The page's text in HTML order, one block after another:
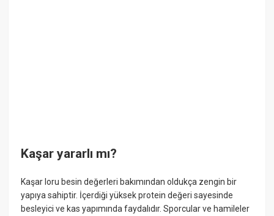
Kaşar yararlı mı?
Kaşar loru besin değerleri bakımından oldukça zengin bir
yapıya sahiptir. İçerdiği yüksek protein değeri sayesinde
besleyici ve kas yapımında faydalıdır. Sporcular ve hamileler